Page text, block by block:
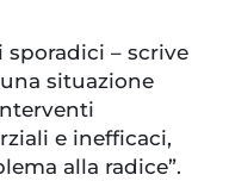
– scrive
situazione
e inefficaci,
alla radice”.